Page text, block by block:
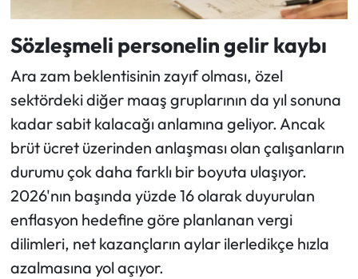
Sözleşmeli personelin gelir kaybı
Ara zam beklentisinin zayıf olması, özel
sektördeki diğer maaş gruplarının da yıl sonuna
kadar sabit kalacağı anlamına geliyor. Ancak
brüt ücret üzerinden anlaşması olan çalışanların
durumu çok daha farklı bir boyuta ulaşıyor.
2026'nın başında yüzde 16 olarak duyurulan
enflasyon hedefine göre planlanan vergi
dilimleri, net kazançların aylar ilerledikçe hızla
azalmasına yol açıyor.